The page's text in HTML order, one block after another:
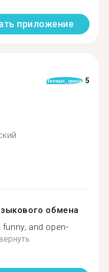
приложение
format_quote 5
обмена
funny, and open-